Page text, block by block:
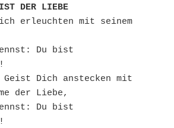
DER LIEBE
erleuchten mit seinem
Du bist
Geist Dich anstecken mit
der Liebe,
Du bist